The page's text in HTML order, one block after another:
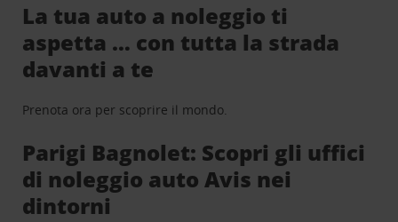
La tua auto a noleggio ti
aspetta … con tutta la strada
davanti a te
Prenota ora per scoprire il mondo.
Parigi Bagnolet: Scopri gli uffici
di noleggio auto Avis nei
dintorni